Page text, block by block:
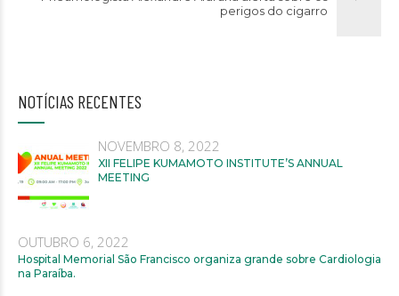
perigos do cigarro
NOTÍCIAS RECENTES
NOVEMBRO 8, 2022
XII FELIPE KUMAMOTO INSTITUTE’S ANNUAL
MEETING
OUTUBRO 6, 2022
Hospital Memorial São Francisco organiza grande sobre Cardiologia
na Paraíba.